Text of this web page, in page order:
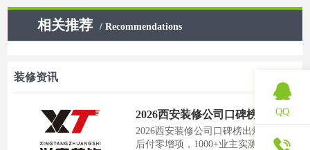
相关推荐 / Recommendations
装修资讯
2026西安装修公司口碑榜出炉，先装后付零增项，1000+业主实测避坑指南
2026西安装修公司口碑榜出炉，先装
后付零增项，1000+业主实测避坑指
QQ